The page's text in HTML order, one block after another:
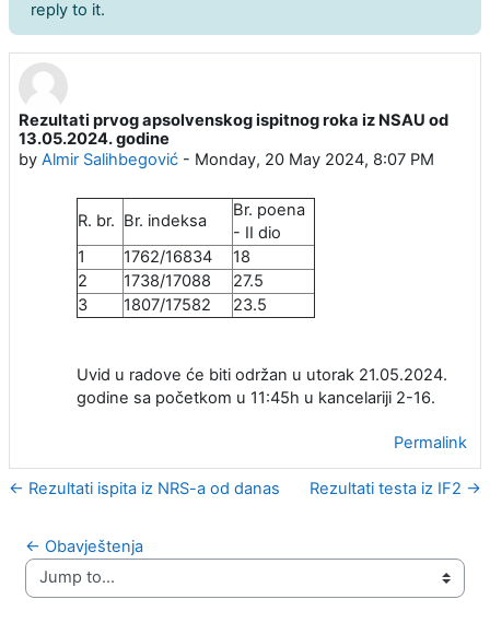
reply to it.
Rezultati prvog apsolvenskog ispitnog roka iz NSAU od
13.05.2024. godine
by Almir Salihbegović - Monday, 20 May 2024, 8:07 PM
Number of replies: 0
R. br. Br. indeksa
Br. poena
- II dio
1
1762/16834
18
2
1738/17088
27.5
3
1807/17582 23.5
Uvid u radove će biti održan u utorak 21.05.2024.
godine sa početkom u 11:45h u kancelariji 2-16.
Permalink
← Rezultati ispita iz NRS-a od danas Rezultati testa iz IF2 →
← Obavještenja
Jump to...